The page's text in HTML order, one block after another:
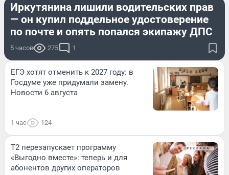
Иркутянина лишили водительских прав
— он купил поддельное удостоверение
по почте и опять попался экипажу ДПС
5 часов 275 1
ЕГЭ хотят отменить к 2027 году: в
Госдуме уже придумали замену.
Новости 6 августа
1 час 124
Т2 перезапускает программу
«Выгодно вместе»: теперь и для
абонентов других операторов